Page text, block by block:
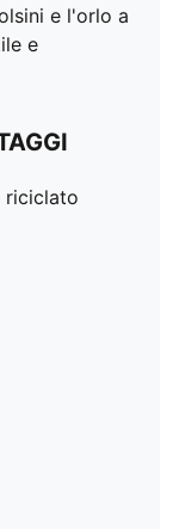
e l'orlo a
e
riciclato